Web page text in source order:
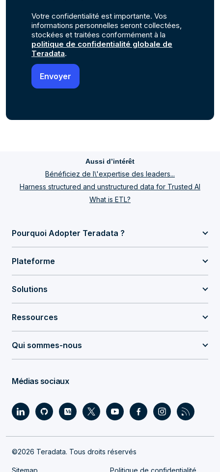
Votre confidentialité est importante. Vos
informations personnelles seront collectées,
stockées et traitées conformément à la
politique de confidentialité globale de
Teradata.
Aussi d’intérêt
Bénéficiez de l\'expertise des leaders...
Harness structured and unstructured data for Trusted AI
What is ETL?
Pourquoi Adopter Teradata ?
Plateforme
Solutions
Ressources
Qui sommes-nous
Médias sociaux
©2026 Teradata. Tous droits réservés
Sitemap Politique de confidentialité